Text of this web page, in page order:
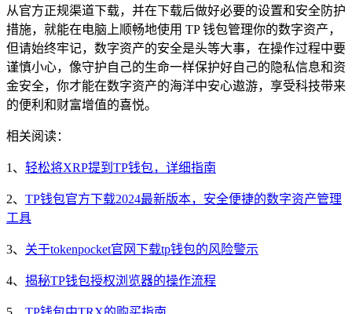
从官方正规渠道下载，并在下载后做好必要的设置和安全防护
措施，就能在电脑上顺畅地使用 TP 钱包管理你的数字资产，
但请始终牢记，数字资产的安全是头等大事，在操作过程中要
谨慎小心，像守护自己的生命一样保护好自己的隐私信息和资
金安全，你才能在数字资产的海洋中安心遨游，享受科技带来
的便利和财富增值的喜悦。
相关阅读：
1、 轻松将XRP提到TP钱包，详细指南
2、 TP钱包官方下载2024最新版本，安全便捷的数字资产管理
工具
3、 关于tokenpocket官网下载tp钱包的风险警示
4、 揭秘TP钱包授权浏览器的操作流程